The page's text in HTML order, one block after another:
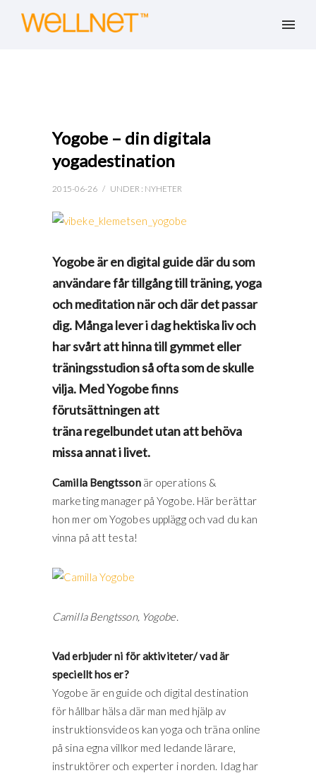
Yogobe – din digitala
yogadestination
2015-06-26 / UNDER : NYHETER
Yogobe är en digital guide där du som
användare får tillgång till träning, yoga
och meditation när och där det passar
dig. Många lever i dag hektiska liv och
har svårt att hinna till gymmet eller
träningsstudion så ofta som de skulle
vilja. Med Yogobe finns
förutsättningen att
träna regelbundet utan att behöva
missa annat i livet.
Camilla Bengtssonär operations &
marketing manager på Yogobe. Här berättar
hon mer om Yogobes upplägg och vad du kan
vinna på att testa!
Camilla Bengtsson, Yogobe.
Vad erbjuder ni för aktiviteter/ vad är
speciellt hos er?
Yogobe är en guide och digital destination
för hållbar hälsa där man med hjälp av
instruktionsvideos kan yoga och träna online
på sina egna villkor med ledande lärare,
instruktörer och experter i norden. Idag har